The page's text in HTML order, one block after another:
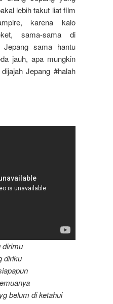
lebih takut liat film
karena kalo
sama-sama di
Jepang sama hantu
jauh, apa mungkin
Jepang #halah
dirimu
diriku
belum di ketahui